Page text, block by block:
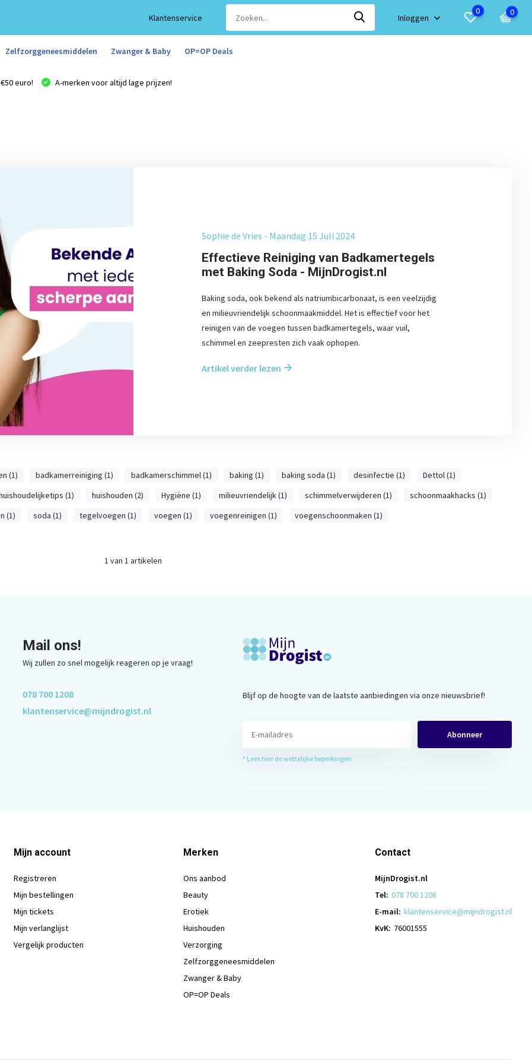
Klantenservice Inloggen
0 0
Zelfzorggeneesmiddelen Zwanger & Baby OP=OP Deals
euro! A-merken voor altijd lage prijzen!
Sophie de Vries - Maandag 15 Juli 2024
Effectieve Reiniging van Badkamertegels
met Baking Soda - MijnDrogist.nl
Baking soda, ook bekend als natriumbicarbonaat, is een veelzijdig
en milieuvriendelijk schoonmaakmiddel. Het is effectief voor het
reinigen van de voegen tussen badkamertegels, waar vuil,
schimmel en zeepresten zich vaak ophopen.
Artikel verder lezen
(1) badkamerreiniging (1) badkamerschimmel (1) baking (1) baking soda (1) desinfectie (1)
Dettol (1)
(1) huishouden (2) Hygiëne (1) milieuvriendelijk (1) schimmelverwijderen (1)
schoonmaakhacks (1)
(1) soda (1) tegelvoegen (1) voegen (1) voegenreinigen (1) voegenschoonmaken (1)
1 van1 artikelen
Mail ons!
Wij zullen zo snel mogelijk reageren op je vraag!
078 700 1208
klantenservice@mijndrogist.nl
Blijf op de hoogte van de laatste aanbiedingen via onze nieuwsbrief!
Abonneer
* Lees hier de wettelijke beperkingen
Mijn account
Registreren
Mijn bestellingen
Mijn tickets
Mijn verlanglijst
Vergelijk producten
Merken
Ons aanbod
Beauty
Erotiek
Huishouden
Verzorging
Zelfzorggeneesmiddelen
Zwanger & Baby
OP=OP Deals
Contact
MijnDrogist.nl
Tel: 078 700 1208
E-mail: klantenservice@mijndrogist.nl
KvK: 76001555